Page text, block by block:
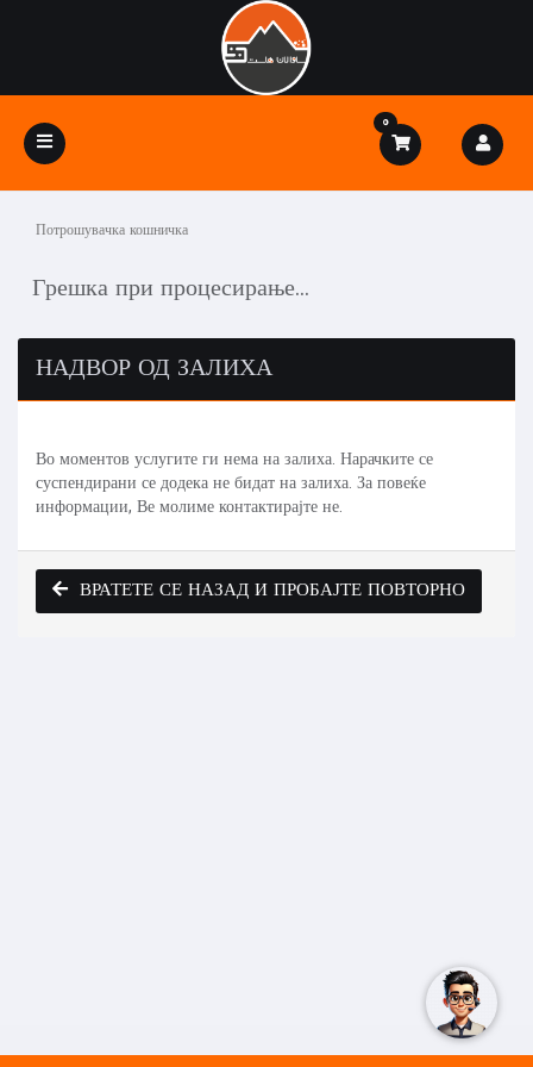
Toggle
navigation
0
Потрошувачка кошничка
Грешка при процесирање...
НАДВОР ОД ЗАЛИХА
Во моментов услугите ги нема на залиха. Нарачките се
суспендирани се додека не бидат на залиха. За повеќе
информации, Ве молиме контактирајте не.
ВРАТЕТЕ СЕ НАЗАД И ПРОБАЈТЕ ПОВТОРНО